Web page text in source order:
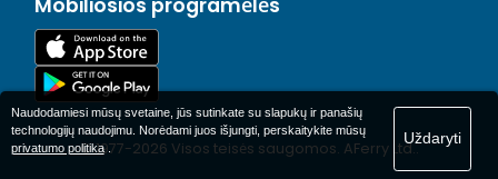
Mobiliosios programėlės
© 1977-2026 Visos teisės saugomos. AFerry Ltd..
Naudodamiesi mūsų svetaine, jūs sutinkate su slapukų ir panašių
technologijų naudojimu. Norėdami juos išjungti, perskaitykite mūsų
privatumo politika.
Uždaryti